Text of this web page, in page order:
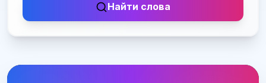
Найти слова